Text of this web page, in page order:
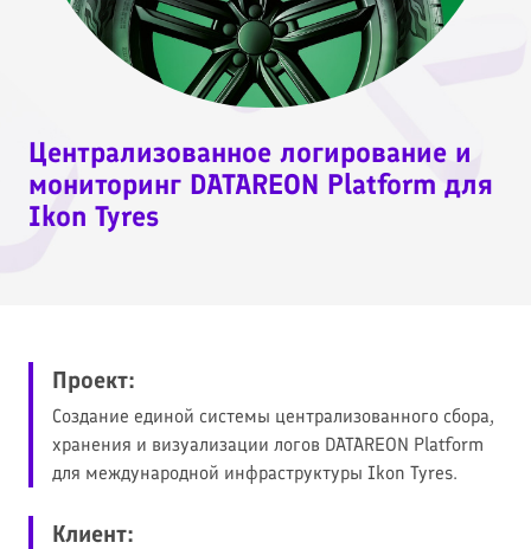
Централизованное логирование и
мониторинг DATAREON Platform для
Ikon Tyres
Проект:
Создание единой системы централизованного сбора,
хранения и визуализации логов DATAREON Platform
для международной инфраструктуры Ikon Tyres.
Клиент: